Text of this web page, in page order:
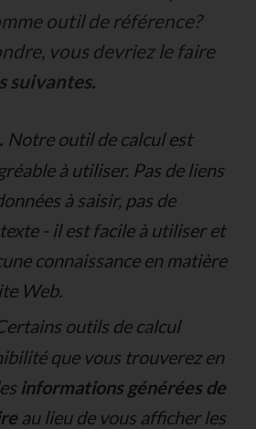
outil de référence?
vous devriez le faire
suivantes.
Notre outil de calcul est
à utiliser. Pas de liens
à saisir, pas de
- il est facile à utiliser et
connaissance en matière
Web.
outils de calcul
que vous trouverez en
informations générées de
au lieu de vous afficher les